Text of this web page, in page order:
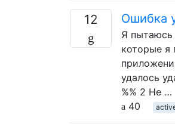
12 Ошибка
Я пытаюсь
которые я
удалось
%% 2 Не …
40